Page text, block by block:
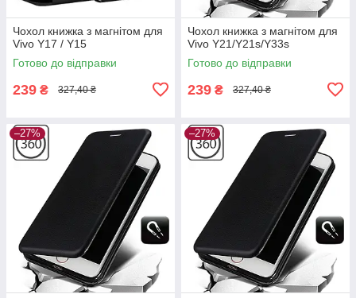
Чохол книжка з магнітом для
Vivo Y17 / Y15
Готово до відправки
239 ₴ 327,40 ₴
Чохол книжка з магнітом для
Vivo Y21/Y21s/Y33s
Готово до відправки
239 ₴ 327,40 ₴
–27% –27%